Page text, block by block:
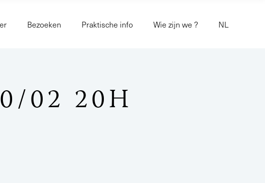
Bezoeken Praktische info Wie zijn we ? NL
02 20H